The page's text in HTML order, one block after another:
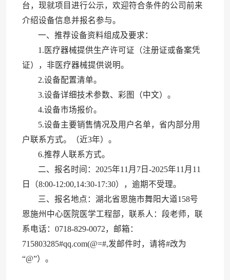
台，现就项目进行公示，欢迎符合条件的公司前来
介绍设备信息并报名参与。
一、推荐设备资料组成及要求：
1.医疗器械提供生产许可证（注册证或备案凭
证），非医疗器械提供说明。
2.设备配置清单。
3.设备详细技术参数、彩图（中文）。
4.设备市场报价。
5.设备主要销售情况及用户名单，省内部分用
户联系方式。（近3年）。
6.推荐人联系方式。
二、报名时间：2025年11月7日-2025年11月11
日（8:00-12:00,14:30-17:30），逾期不受理。
三、报名地点：湖北省恩施市舞阳大道158号
恩施州中心医院医学工程部，联系人：段老师，联
系电话：0718-829-0072，邮箱：
715803285#qq.com(@=#,发邮件时，请将#改为
“@”）。